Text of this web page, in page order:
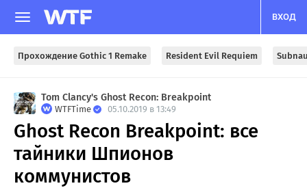
ВХОД
Прохождение Gothic 1 Remake Resident Evil Requiem
Tom Clancy's Ghost Recon: Breakpoint
WTFTime 05.10.2019 в 13:49
Ghost Recon Breakpoint: все
тайники Шпионов
коммунистов